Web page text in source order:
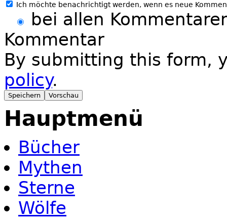
Ich möchte benachrichtigt werden, wenn es neue
bei allen
Kommentar
By submitting this form,
policy.
Hauptmenü
Bücher
Mythen
Sterne
Wölfe